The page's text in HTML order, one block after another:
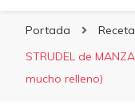
Portada
STRUDEL de
mucho relleno)